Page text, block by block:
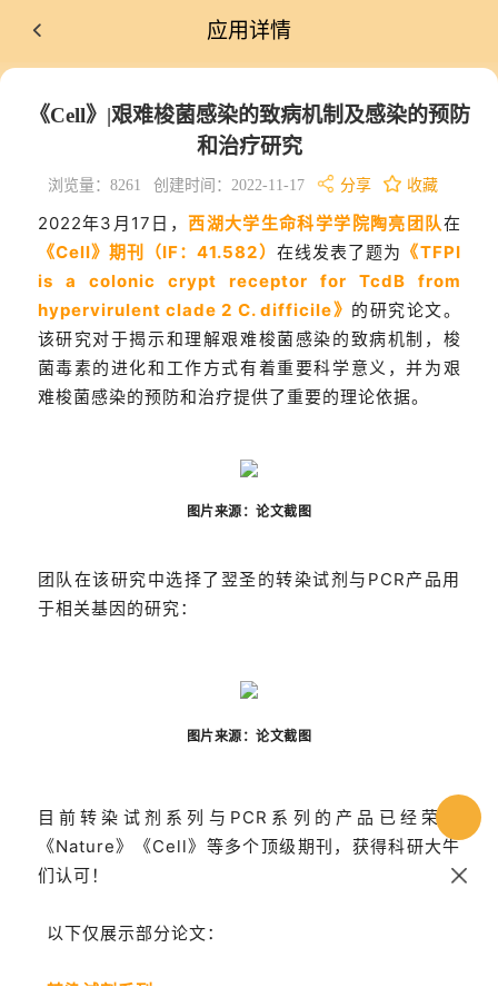
应用详情
《Cell》|艰难梭菌感染的致病机制及感染的预防
和治疗研究
浏览量：8261 创建时间：2022-11-17 分享 收藏
2022年3月17日，西湖大学生命科学学院陶亮团队在
《Cell》期刊（IF：41.582） 在线发表了题为 《TFPI
is a colonic crypt receptor for TcdB from
hypervirulent clade 2 C. difficile》 的研究论文。
该研究对于揭示和理解艰难梭菌感染的致病机制，梭
菌毒素的进化和工作方式有着重要科学意义，并为艰
难梭菌感染的预防和治疗提供了重要的理论依据。
图片来源：论文截图
团队在该研究中选择了翌圣的转染试剂与PCR产品用
于相关基因的研究：
图片来源：论文截图
目前转染试剂系列与PCR系列的产品已经荣登
《Nature》《Cell》等多个顶级期刊，获得科研大牛
们认可！
以下仅展示部分论文：
转染试剂系列：